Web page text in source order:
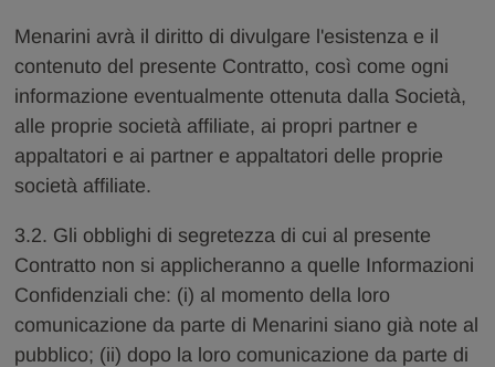
Menarini avrà il diritto di divulgare l'esistenza e il
contenuto del presente Contratto, così come ogni
informazione eventualmente ottenuta dalla Società,
alle proprie società affiliate, ai propri partner e
appaltatori e ai partner e appaltatori delle proprie
società affiliate.
3.2. Gli obblighi di segretezza di cui al presente
Contratto non si applicheranno a quelle Informazioni
Confidenziali che: (i) al momento della loro
comunicazione da parte di Menarini siano già note al
pubblico; (ii) dopo la loro comunicazione da parte di